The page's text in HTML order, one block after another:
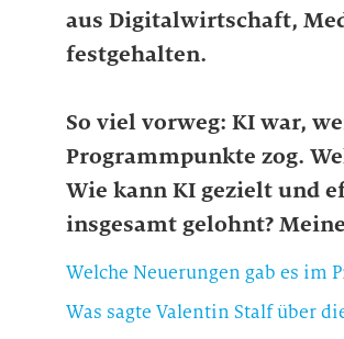
aus Digitalwirtschaft,
festgehalten.
So viel vorweg: KI war,
Programmpunkte zog.
Wie kann KI gezielt und
insgesamt gelohnt?
Welche Neuerungen gab es im
Was sagte Valentin Stalf über